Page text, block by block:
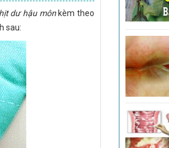
dư hậu mônkèm theo
sau: